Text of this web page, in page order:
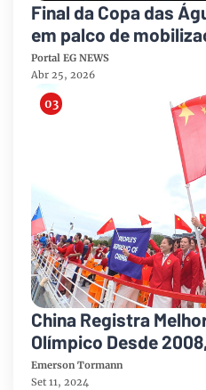
Final da Copa das
em palco de
da Água
Portal EG NEWS
Abr 25, 2026
China Registra
Olímpico Desde
Quadro de Medalhas
Emerson Tormann
Set 11, 2024